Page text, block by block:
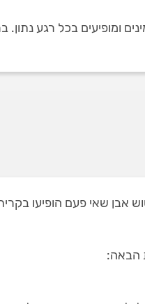
למצוא 2 קבלני ליטוש אבן בקרית גת. זאת מתוך
הבאה: